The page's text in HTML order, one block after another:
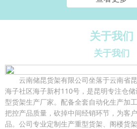
关于我们
关于我们
云南储昆货架有限公司坐落于云南省昆
海子社区海子新村110号，是昆明专注仓
型货架生产厂家。配备全套自动化生产加
把控产品质量，砍掉中间经销环节，为客
品。公司专业定制生产重型货架、阁楼货